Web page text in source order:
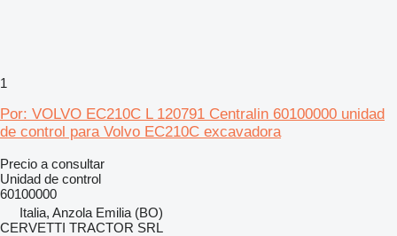
1
Por: VOLVO EC210C L 120791 Centralin 60100000 unidad
de control para Volvo EC210C excavadora
Precio a consultar
Unidad de control
60100000
Italia, Anzola Emilia (BO)
CERVETTI TRACTOR SRL